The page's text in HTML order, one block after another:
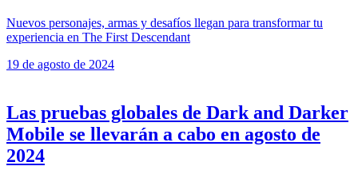
Nuevos personajes, armas y desafíos llegan para transformar tu
experiencia en The First Descendant
19 de agosto de 2024
Las pruebas globales de Dark and Darker
Mobile se llevarán a cabo en agosto de
2024